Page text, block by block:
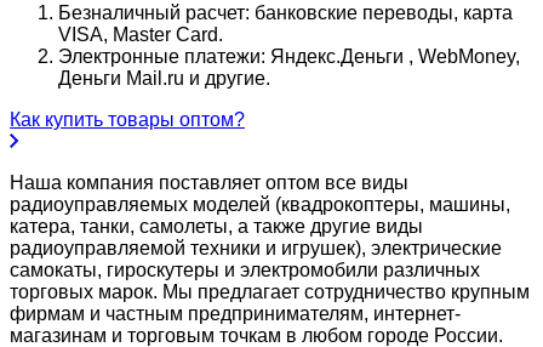
Безналичный расчет: банковские переводы, карта
VISA, Master Card.
Электронные платежи: Яндекс.Деньги , WebMoney,
Деньги Mail.ru и другие.
Как купить товары оптом?
Наша компания поставляет оптом все виды
радиоуправляемых моделей (квадрокоптеры, машины,
катера, танки, самолеты, а также другие виды
радиоуправляемой техники и игрушек), электрические
самокаты, гироскутеры и электромобили различных
торговых марок. Мы предлагает сотрудничество крупным
фирмам и частным предпринимателям, интернет-
магазинам и торговым точкам в любом городе России.